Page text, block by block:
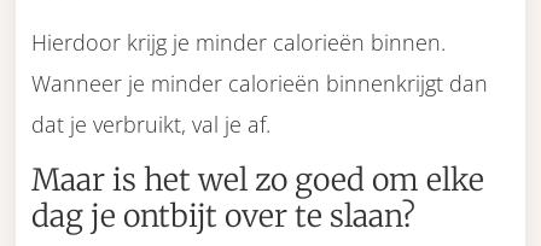
Hierdoor krijg je minder calorieën binnen.
Wanneer je minder calorieën binnenkrijgt dan
dat je verbruikt, val je af.
Maar is het wel zo goed om elke
dag je ontbijt over te slaan?